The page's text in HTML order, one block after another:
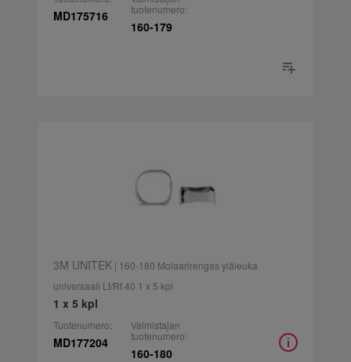
MD175716
tuotenumero:
160-179
3M UNITEK| 160-180 Molaarirengas yläleuka
universaali Lt/Rt 40 1 x 5 kpl
1 x 5 kpl
Tuotenumero:
MD177204
Valmistajan
tuotenumero:
160-180